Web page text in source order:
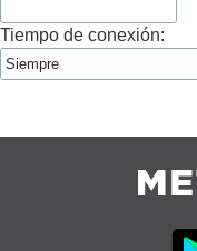
Tiempo de conexión: